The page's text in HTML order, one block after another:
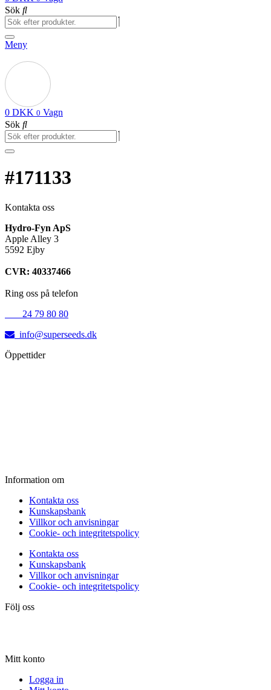
Sök
Meny
0 DKK 0 Vagn
Sök
#171133
Kontakta oss
Hydro-Fyn ApS
Apple Alley 3
5592 Ejby
CVR: 40337466
Ring oss på telefon
24 79 80 80
info@superseeds.dk
Öppettider
Information om
Kontakta oss
Kunskapsbank
Villkor och anvisningar
Cookie- och integritetspolicy
Kontakta oss
Kunskapsbank
Villkor och anvisningar
Cookie- och integritetspolicy
Följ oss
Mitt konto
Logga in